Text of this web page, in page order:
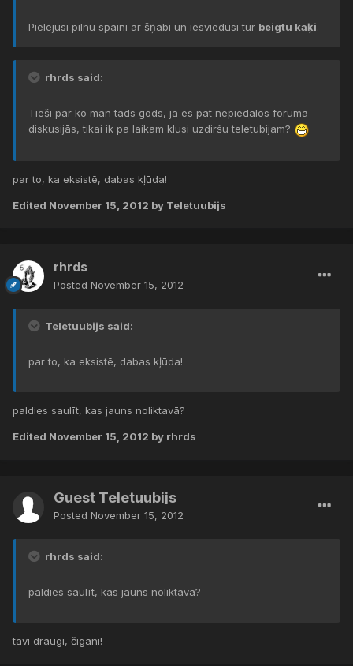
Pielējusi pilnu spaini ar šņabi un iesviedusi tur beigtu kaķi.
rhrds said:
Tieši par ko man tāds gods, ja es pat nepiedalos foruma
diskusijās, tikai ik pa laikam klusi uzdiršu teletubijam?
par to, ka eksistē, dabas kļūda!
Edited November 15, 2012 by Teletuubijs
rhrds
Posted November 15, 2012
Teletuubijs said:
par to, ka eksistē, dabas kļūda!
paldies saulīt, kas jauns noliktavā?
Edited November 15, 2012 by rhrds
Guest Teletuubijs
Posted November 15, 2012
rhrds said:
paldies saulīt, kas jauns noliktavā?
tavi draugi, čigāni!